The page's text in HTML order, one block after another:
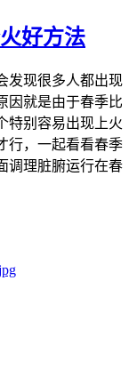
好方法
发现很多人都出现
因就是由于春季比
特别容易出现上火
行，一起看看春季
调理脏腑运行在春